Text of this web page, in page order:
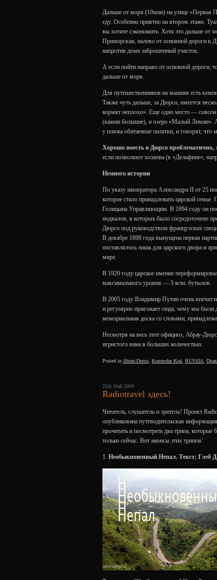
Дальше от моря (10мин) на улице «Первая
еду. Особенно приятно на втором этаже.
вы хотите сэкономить. Хотя это дальше от
Приморская, налево от основной дороги к
напротив дома заброшенный участок.
А если пойти направо от основной дороги,
дальше от моря.
Для путешественников на машине есть
Также чуть дальше, за Дюрсо, имеется
кормят неплохо». Еще одно место —
(камни большие), и озеро «Малый Лиман».
у пляжа обитаемые палатки, и говорят, что
Хорошо поесть в Дюрсо проблематично,
если позволяют хозяева (в «Дельфине»,
Немного истории
По указу императора Александра II от 25
которое стало принадлежать царской
Голицына Управляющим. В 1894 году он
подвалов, в которых было сосредоточено
Дюрсо под руководством французских
В декабре 1898 года выпущена первая
поставлялось лишь для царского двора и
мире.
В 1920 году царское имение
максимального уровня — 3 млн. бутылок.
В 2005 году Владимир Путин очень
и регулярно приезжает сюда, чему мы были
мемориальная доска со словами,
Несмотря на весь этот официоз, Абрау-
игристого вина в больших количествах.
Posted in Abrau-Durso Krasnodar Krai RUSSIA
25th Май 2009
Radiotravel здесь!
Читатель, слушатель и зритель! Проект
опубликована путеводительская
прочитать и посмотреть два трипа,
только сейчас. Вот анонсы этих трипов:
1. Необыкновенный Непал. Текст: Глеб